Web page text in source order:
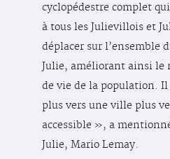
cyclopédestre complet
à tous les Julievillois et
déplacer sur l’ensemble
Julie, améliorant ainsi le
de vie de la population. Il
plus vers une ville plus
accessible », a
Julie, Mario Lemay.